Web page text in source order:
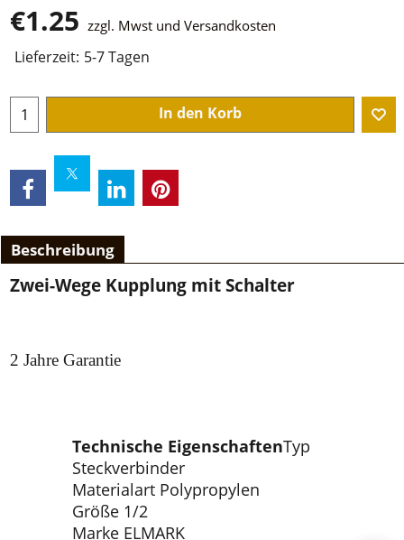
€1.25 zzgl. Mwst und Versandkosten
Lieferzeit: 5-7 Tagen
In den Korb
Beschreibung
Zwei-Wege Kupplung mit Schalter
2 Jahre Garantie
Technische EigenschaftenTyp
Steckverbinder
Materialart Polypropylen
Größe 1/2
Marke ELMARK